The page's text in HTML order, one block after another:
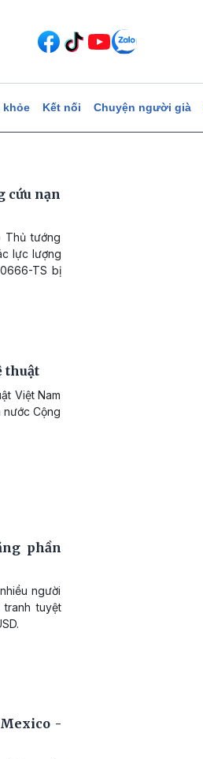
khỏe Kết nối Chuyện người già
cứu nạn
Thủ tướng
lực lượng
TS bị
thuật
Việt Nam
nước Cộng
phần
người
tuyệt
-